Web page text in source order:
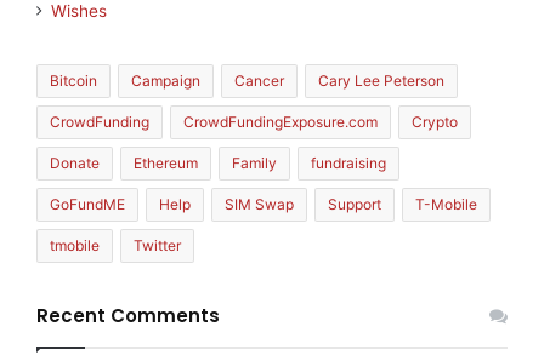
Wishes
Bitcoin Campaign Cancer Cary Lee Peterson
CrowdFunding CrowdFundingExposure.com Crypto
Donate Ethereum Family fundraising
GoFundME Help SIM Swap Support T-Mobile
tmobile Twitter
Recent Comments